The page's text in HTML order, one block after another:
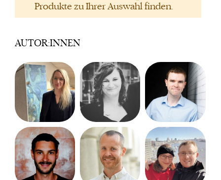
Produkte zu Ihrer Auswahl finden.
AUTOR:INNEN